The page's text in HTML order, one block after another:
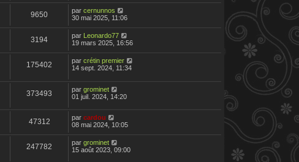
9650 par cernunnos
30 mai 2025, 11:06
3194 par Leonardo77
19 mars 2025, 16:56
175402 par crétin premier
14 sept. 2024, 11:34
373493 par grominet
01 juil. 2024, 14:20
47312 par cardou
08 mai 2024, 10:05
247782 par grominet
15 août 2023, 09:00